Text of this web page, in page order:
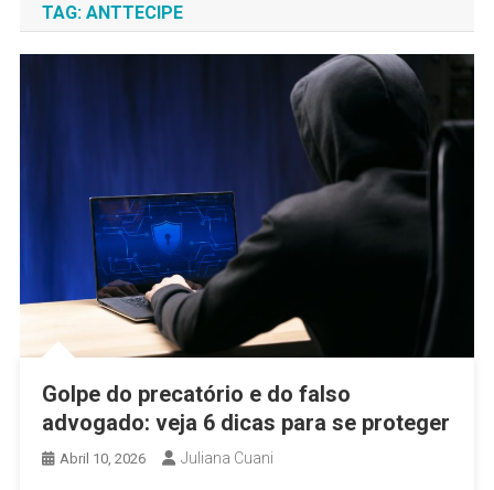
TAG: ANTTECIPE
Golpe do precatório e do falso
advogado: veja 6 dicas para se proteger
Abril 10, 2026 Juliana Cuani